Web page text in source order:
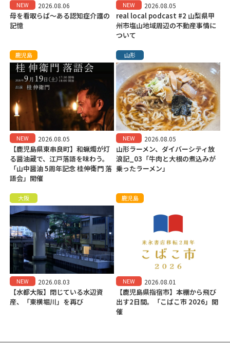
NEW 2026.08.06
母を看取らば～ある認知症介護の
記憶
NEW 2026.08.05
real local podcast #2 山梨県甲
州市塩山地域周辺の不動産事情に
ついて
鹿児島
NEW 2026.08.05
【鹿児島県東串良町】和蝋燭が灯
る醤油蔵で、江戸落語を味わう。
「山中醤油 5周年記念 桂伸衛門 落
語会」開催
山形
NEW 2026.08.05
山形ラーメン、ダイバーシティ放
浪記_03「牛肉と大根の煮込みが
乗ったラーメン」
大阪
NEW 2026.08.03
【水都大阪】閉じている水辺資
産、「東横堀川」を再び
鹿児島
NEW 2026.08.01
【鹿児島県指宿市】本棚から飛び
出す2日間。「こばこ市 2026」開
催